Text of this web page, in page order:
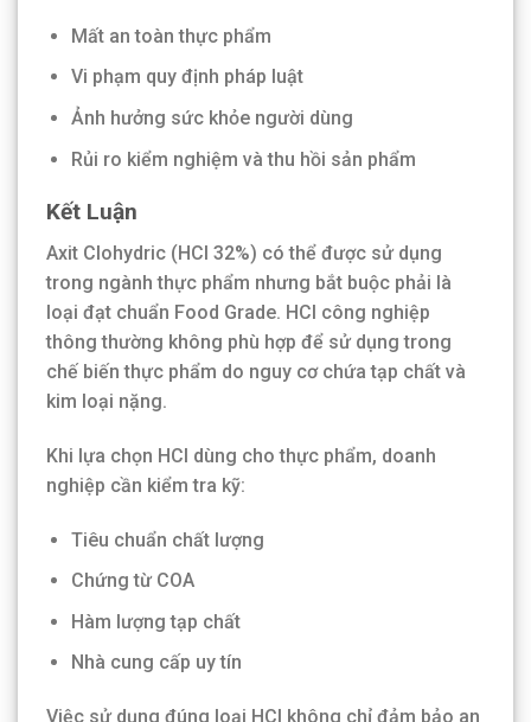
Mất an toàn thực phẩm
Vi phạm quy định pháp luật
Ảnh hưởng sức khỏe người dùng
Rủi ro kiểm nghiệm và thu hồi sản phẩm
Kết Luận
Axit Clohydric (HCl 32%) có thể được sử dụng
trong ngành thực phẩm nhưng bắt buộc phải là
loại đạt chuẩn Food Grade. HCl công nghiệp
thông thường không phù hợp để sử dụng trong
chế biến thực phẩm do nguy cơ chứa tạp chất và
kim loại nặng.
Khi lựa chọn HCl dùng cho thực phẩm, doanh
nghiệp cần kiểm tra kỹ:
Tiêu chuẩn chất lượng
Chứng từ COA
Hàm lượng tạp chất
Nhà cung cấp uy tín
Việc sử dụng đúng loại HCl không chỉ đảm bảo an